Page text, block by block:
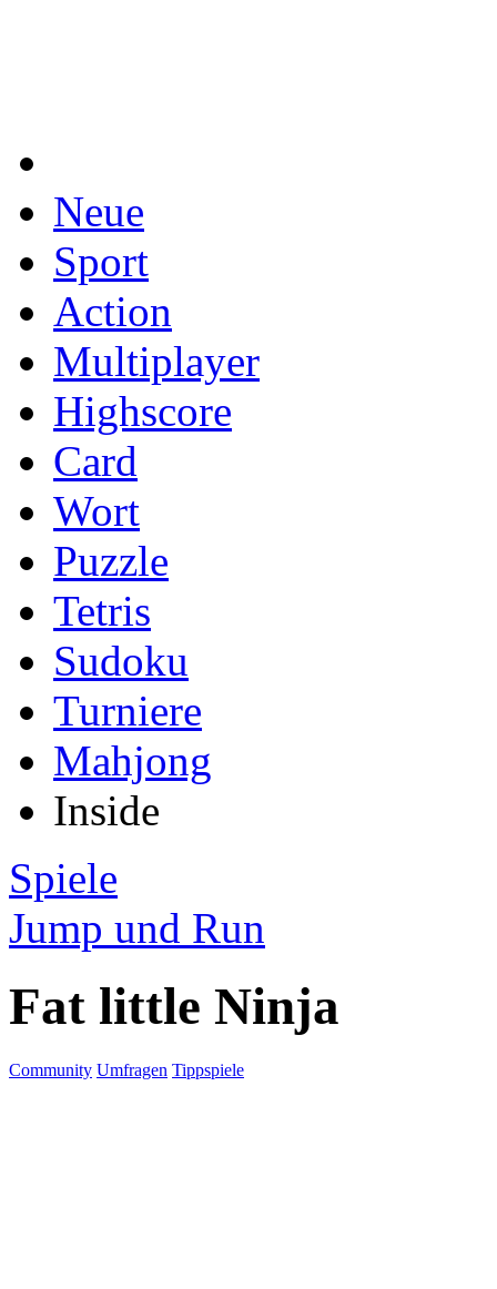
Neue
Sport
Action
Multiplayer
Highscore
Card
Wort
Puzzle
Tetris
Sudoku
Turniere
Mahjong
Inside
Spiele
Jump und Run
Fat little Ninja
Community Umfragen Tippspiele